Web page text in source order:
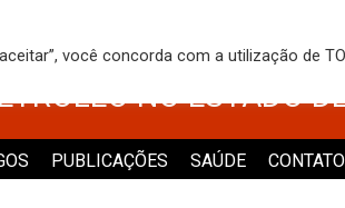
NO
NO ESTADO
PUBLICAÇÕES SAÚDE CONTATO
você concorda com a utilização de